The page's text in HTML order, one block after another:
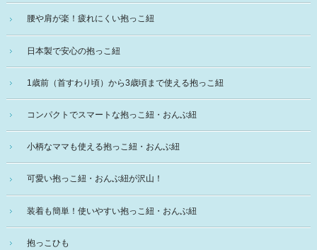
腰や肩が楽！疲れにくい抱っこ紐
日本製で安心の抱っこ紐
1歳前（首すわり頃）から3歳頃まで使える抱っこ紐
コンパクトでスマートな抱っこ紐・おんぶ紐
小柄なママも使える抱っこ紐・おんぶ紐
可愛い抱っこ紐・おんぶ紐が沢山！
装着も簡単！使いやすい抱っこ紐・おんぶ紐
抱っこひも